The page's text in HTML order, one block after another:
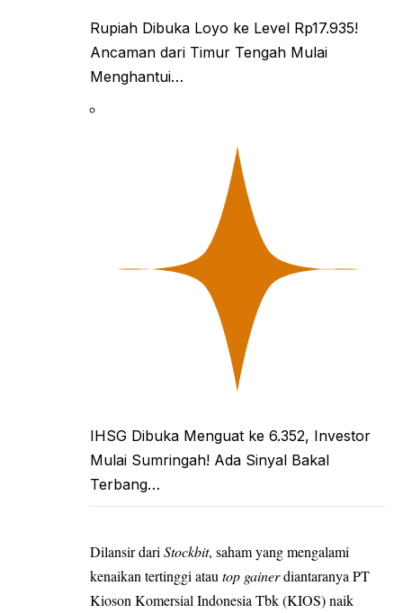
Rupiah Dibuka Loyo ke Level Rp17.935!
Ancaman dari Timur Tengah Mulai
Menghantui…
IHSG Dibuka Menguat ke 6.352, Investor
Mulai Sumringah! Ada Sinyal Bakal
Terbang…
Dilansir dari Stockbit, saham yang mengalami
kenaikan tertinggi atau top gainerdiantaranya PT
Kioson Komersial Indonesia Tbk (KIOS) naik